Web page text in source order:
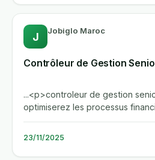
J Jobiglo Maroc
Contrôleur de Gestion
...<p>controleur de gestion
optimiserez les processus
couts, elaborera des...
23/11/2025